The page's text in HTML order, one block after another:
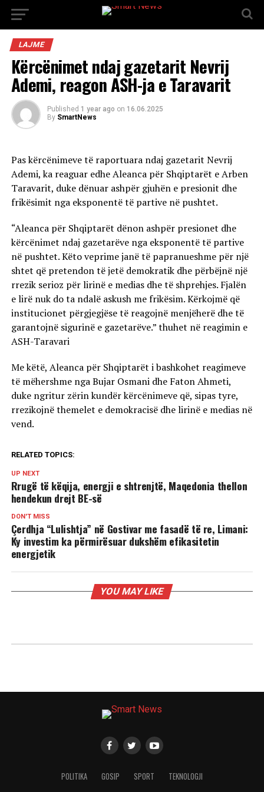
LAJME
Kërcënimet ndaj gazetarit Nevrij
Ademi, reagon ASH-ja e Taravarit
Published 1 year ago on 16.06.2025
By SmartNews
Pas kërcënimeve të raportuara ndaj gazetarit Nevrij
Ademi, ka reaguar edhe Aleanca për Shqiptarët e Arben
Taravarit, duke dënuar ashpër gjuhën e presionit dhe
frikësimit nga eksponentë të partive në pushtet.
“Aleanca për Shqiptarët dënon ashpër presionet dhe
kërcënimet ndaj gazetarëve nga eksponentë të partive
në pushtet. Këto veprime janë të papranueshme për një
shtet që pretendon të jetë demokratik dhe përbëjnë një
rrezik serioz për lirinë e medias dhe të shprehjes. Fjalën
e lirë nuk do ta ndalë askush me frikësim. Kërkojmë që
institucionet përgjegjëse të reagojnë menjëherë dhe të
garantojnë sigurinë e gazetarëve.” thuhet në reagimin e
ASH-Taravari
Me këtë, Aleanca për Shqiptarët i bashkohet reagimeve
të mëhershme nga Bujar Osmani dhe Faton Ahmeti,
duke ngritur zërin kundër kërcënimeve që, sipas tyre,
rrezikojnë themelet e demokracisë dhe lirinë e medias në
vend.
RELATED TOPICS:
UP NEXT
Rrugë të këqija, energji e shtrenjtë, Maqedonia thellon
hendekun drejt BE-së
DON'T MISS
Çerdhja “Lulishtja” në Gostivar me fasadë të re, Limani:
Ky investim ka përmirësuar dukshëm efikasitetin
energjetik
YOU MAY LIKE
POLITIKA GOSIP SPORT TEKNOLOGJI